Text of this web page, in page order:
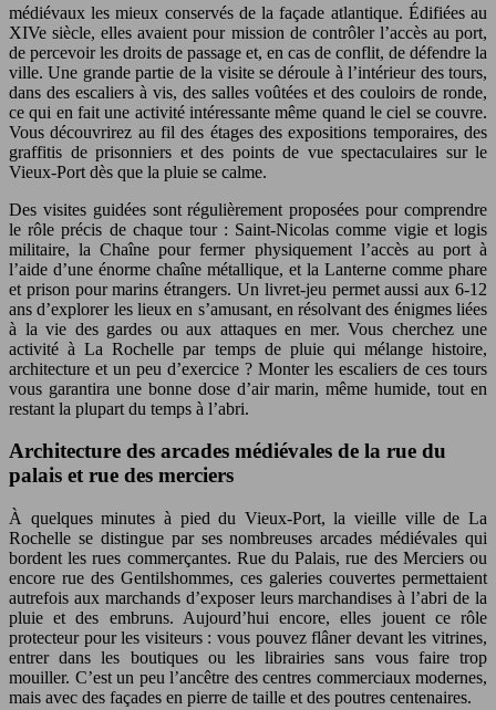
médiévaux les mieux conservés de la façade atlantique. Édifiées au
XIVe siècle, elles avaient pour mission de contrôler l’accès au port,
de percevoir les droits de passage et, en cas de conflit, de défendre la
ville. Une grande partie de la visite se déroule à l’intérieur des tours,
dans des escaliers à vis, des salles voûtées et des couloirs de ronde,
ce qui en fait une activité intéressante même quand le ciel se couvre.
Vous découvrirez au fil des étages des expositions temporaires, des
graffitis de prisonniers et des points de vue spectaculaires sur le
Vieux-Port dès que la pluie se calme.
Des visites guidées sont régulièrement proposées pour comprendre
le rôle précis de chaque tour : Saint-Nicolas comme vigie et logis
militaire, la Chaîne pour fermer physiquement l’accès au port à
l’aide d’une énorme chaîne métallique, et la Lanterne comme phare
et prison pour marins étrangers. Un livret-jeu permet aussi aux 6-12
ans d’explorer les lieux en s’amusant, en résolvant des énigmes liées
à la vie des gardes ou aux attaques en mer. Vous cherchez une
activité à La Rochelle par temps de pluie qui mélange histoire,
architecture et un peu d’exercice ? Monter les escaliers de ces tours
vous garantira une bonne dose d’air marin, même humide, tout en
restant la plupart du temps à l’abri.
Architecture des arcades médiévales de la rue du
palais et rue des merciers
À quelques minutes à pied du Vieux-Port, la vieille ville de La
Rochelle se distingue par ses nombreuses arcades médiévales qui
bordent les rues commerçantes. Rue du Palais, rue des Merciers ou
encore rue des Gentilshommes, ces galeries couvertes permettaient
autrefois aux marchands d’exposer leurs marchandises à l’abri de la
pluie et des embruns. Aujourd’hui encore, elles jouent ce rôle
protecteur pour les visiteurs : vous pouvez flâner devant les vitrines,
entrer dans les boutiques ou les librairies sans vous faire trop
mouiller. C’est un peu l’ancêtre des centres commerciaux modernes,
mais avec des façades en pierre de taille et des poutres centenaires.